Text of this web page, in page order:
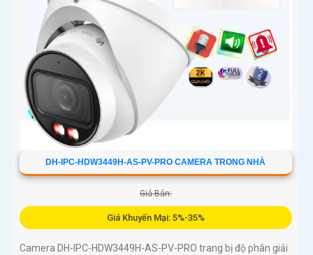
DH-IPC-HDW3449H-AS-PV-PRO CAMERA TRONG NHÀ
Giá Bán:
Giá Khuyến Mại: 5%-35%
Camera DH-IPC-HDW3449H-AS-PV-PRO trang bị độ phân giải